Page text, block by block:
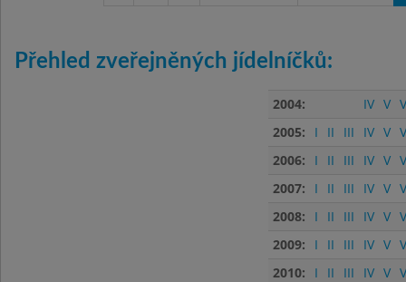
Přehled zveřejněných jídelníčků:
2004: IV V
2005:
I II III IV V
2006:
I II III IV V
2007:
I II III IV V
2008:
I II III IV V
2009:
I II III IV V
2010:
I II III IV V